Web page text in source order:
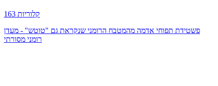
163 קלוריות
פשטידת תפוחי אדמה מהמטבח הרומני שנקראת גם "טוטש" - מעדן
רומני מסורתי